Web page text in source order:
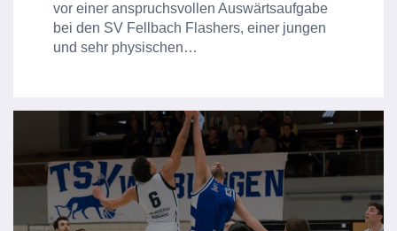
vor einer anspruchsvollen Auswärtsaufgabe
bei den SV Fellbach Flashers, einer jungen
und sehr physischen…